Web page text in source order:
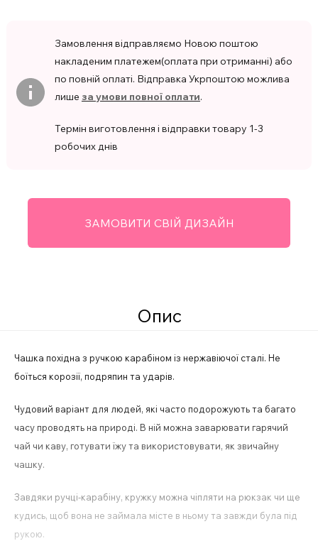
Замовлення відправляємо Новою поштою
накладеним платежем(оплата при отриманні) або
по повній оплаті. Відправка Укрпоштою можлива
лише за умови повної оплати.
Термін виготовлення і відправки товару 1-3
робочих днів
ЗАМОВИТИ СВІЙ ДИЗАЙН
Опис
Чашка похідна з ручкою карабіном із нержавіючої сталі. Не
боїться корозії, подряпин та ударів.
Чудовий варіант для людей, які часто подорожують та багато
часу проводять на природі. В ній можна заварювати гарячий
чай чи каву, готувати їжу та використовувати, як звичайну
чашку.
Завдяки ручці-карабіну, кружку можна чіпляти на рюкзак чи ще
кудись, щоб вона не займала місте в ньому та завжди була під
рукою.